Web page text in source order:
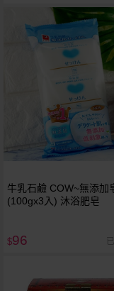
牛乳石鹼 COW~無添加
(100gx3入) 沐浴肥皂
$96